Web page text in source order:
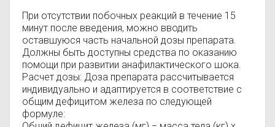
При отсутствии побочных реакций в течение 15
минут после введения, можно вводить
оставшуюся часть начальной дозы препарата.
Должны быть доступны средства по оказанию
помощи при развитии анафилактического шока.
Расчет дозы: Доза препарата рассчитывается
индивидуально и адаптируется в соответствие с
общим дефицитом железа по следующей
формуле: